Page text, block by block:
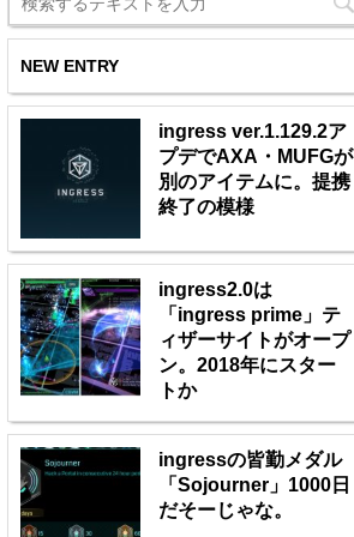
NEW ENTRY
ingress ver.1.129.2ア
プデでAXA・MUFGが
別のアイテムに。提携
終了の模様
ingress2.0は
「ingress prime」テ
ィザーサイトがオープ
ン。2018年にスター
トか
ingressの皆勤メダル
「Sojourner」1000日
だそーじゃな。